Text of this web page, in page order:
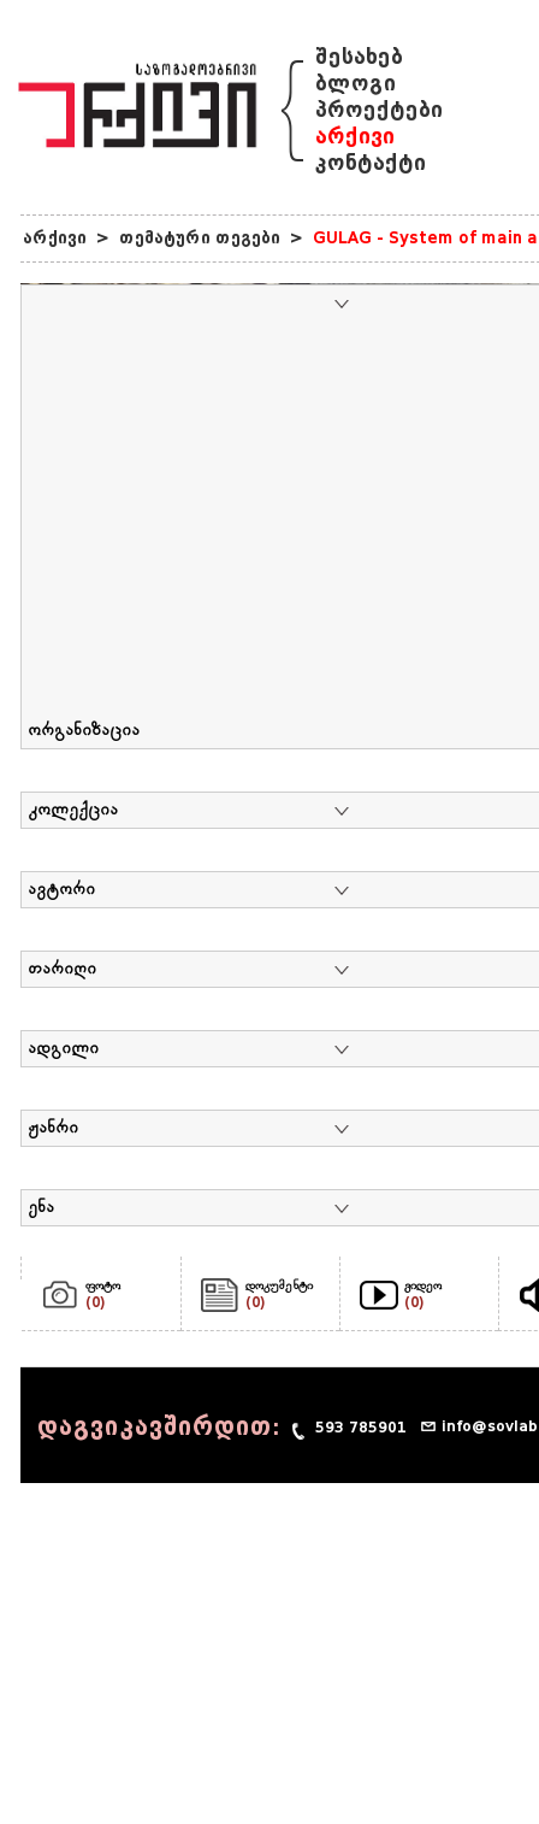
{ შესახებ
ბლოგი
პროექტები
არქივი
კონტაქტი
არქივი > თემატური თეგები > GULAG - System of main
ორგანიზაცია
კოლექცია
ავტორი
თარიღი
ადგილი
ჟანრი
ენა
ფოტო
(0)
დოკუმენტი
(0)
ვიდეო
(0)
დაგვიკავშირდით: 593 785901